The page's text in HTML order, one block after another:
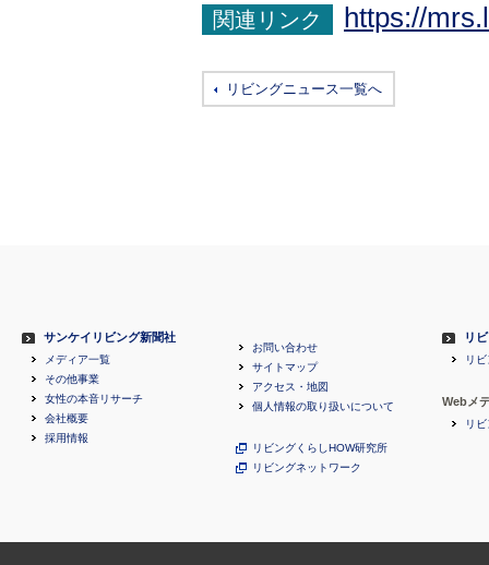
関連リンク https://
リビングニュース一覧へ
サンケイリビング新聞社
メディア一覧
その他事業
女性の本音リサーチ
会社概要
採用情報
お問い合わせ
サイトマップ
アクセス・地図
個人情報の取り扱いについて
リビングくらしHOW研究所
リビングネットワーク
リ
リ
Webメ
リ